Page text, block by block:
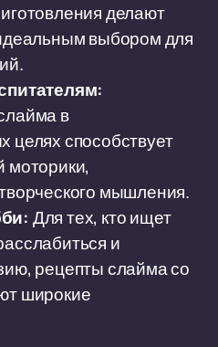
делают
выбором для
в
целях способствует
моторики,
мышления.
Для тех, кто ищет
и
рецепты слайма со
широкие